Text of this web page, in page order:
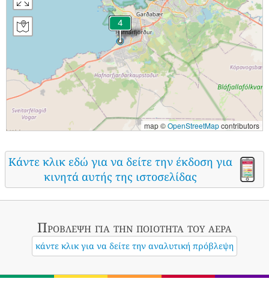
map ©OpenStreetMapcontributors
Κάντε κλικ εδώ για να δείτε την έκδοση για
κινητά αυτής της ιστοσελίδας
Πρόβλεψη για την ποιότητα του αέρα
κάντε κλικ για να δείτε την αναλυτική πρόβλεψη